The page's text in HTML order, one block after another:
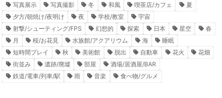
写真展示
写真撮影 冬 和風 喫茶店/カフェ
夏
夕方/朝焼け/夜明け
夜 学校/教室
宇宙
射撃/シューティング/FPS
幻想的 探索 日本 星空
春
月
桜/お花見 水族館/アクアリウム 海
睡眠
短時間プレイ
秋 美術館 脱出 自動車 花火
花畑
街並み
遺跡/廃墟 部屋
酒場/居酒屋/BAR
鉄道/電車/列車/駅
雨 音楽 食べ物/グルメ